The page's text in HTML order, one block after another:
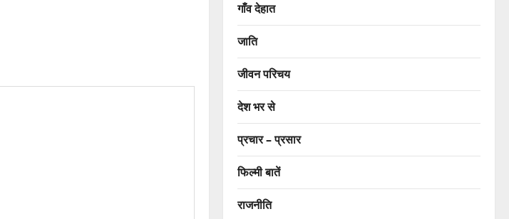
गाँव देहात
जाति
जीवन परिचय
देश भर से
प्रचार – प्रसार
फिल्मी बातें
राजनीति